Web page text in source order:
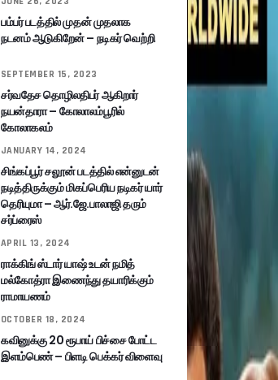
பம்பர் படத்தில் முதன் முதலாக
நடனம் ஆடுகிறேன் – நடிகர் வெற்றி
SEPTEMBER 15, 2023
சர்வதேச தொழிலதிபர் ஆகிறார்
நயன்தாரா – கோலாலம்பூரில்
கோலாகலம்
JANUARY 14, 2024
சிங்கப்பூர் சலூன் படத்தில் என்னுடன்
நடித்திருக்கும் மிகப்பெரிய நடிகர் யார்
தெரியுமா – ஆர்.ஜே.பாலாஜி தரும்
சர்ப்ரைஸ்
APRIL 13, 2024
ராக்கிங் ஸ்டார் யாஷ் உடன் நமித்
மல்கோத்ரா இணைந்து தயாரிக்கும்
ராமாயணம்
OCTOBER 18, 2024
கவினுக்கு 20 ரூபாய் பிச்சை போட்ட
இளம்பெண் – பிளடி பெக்கர் விளைவு